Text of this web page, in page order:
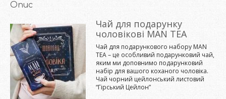
Опис
Чай для подарунку
чоловікові MAN TEA
Чай для подарункового набору MAN
TEA – це особливий подарунковий чай,
яким ми доповнимо подарунковий
набір для вашого коханого чоловіка.
Чай чорний цейлонський листовий
“Гірський Цейлон”